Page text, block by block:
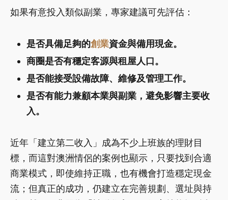
如果有意投入類似副業，專家建議可先評估：
是否具備足夠的創業資金與備用現金。
商圈是否有穩定客源與租屋人口。
是否能接受設備故障、維修及管理工作。
是否有能力兼顧本業與副業，避免影響主要收
入。
近年「建立第二收入」成為不少上班族的理財目
標，而這對澳洲情侶的案例也顯示，只要找到合適
商業模式，即使維持正職，也有機會打造穩定現金
流；但真正的成功，仍建立在完善規劃、選址與持